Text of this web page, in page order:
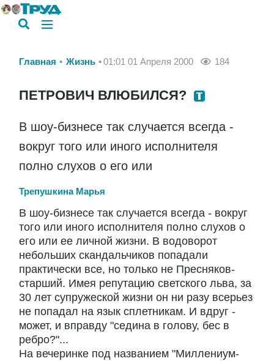
Главная Жизнь 01:01 01 Апреля 2000 184
ПЕТРОВИЧ ВЛЮБИЛСЯ?
В шоу-бизнесе так случается всегда -
вокруг того или иного исполнителя
полно слухов о его или
Трепушкина Марья
В шоу-бизнесе так случается всегда - вокруг
того или иного исполнителя полно слухов о
его или ее личной жизни. В водоворот
небольших скандальчиков попадали
практически все, но только не Пресняков-
старший. Имея репутацию светского льва, за
30 лет супружеской жизни он ни разу всерьез
не попадал на язык сплетникам. И вдруг -
может, и вправду "седина в голову, бес в
ребро?"...
На вечеринке под названием "Миллениум-